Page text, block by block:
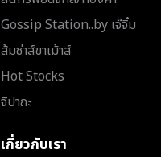
Gossip Station..by เจ๊จิ๋ม
ส้มซ่าส์ขาเม้าส์
Hot Stocks
จิปาถะ
เกี่ยวกับเรา